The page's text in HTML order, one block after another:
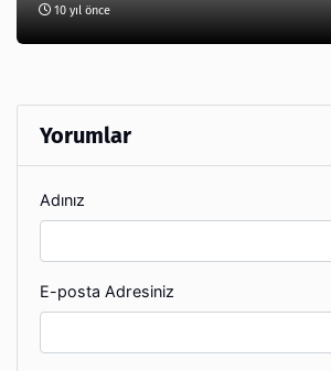
10 yıl önce
Yorumlar
Adınız
E-posta Adresiniz